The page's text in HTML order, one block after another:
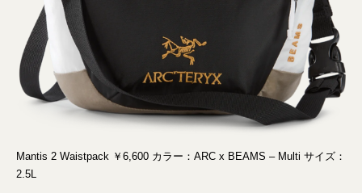
Mantis 2 Waistpack ￥6,600 カラー：ARC x BEAMS – Multi サイズ：
2.5L